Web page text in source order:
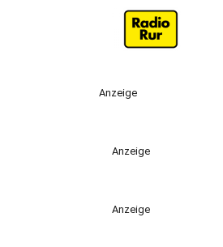
Anzeige
Anzeige
Anzeige